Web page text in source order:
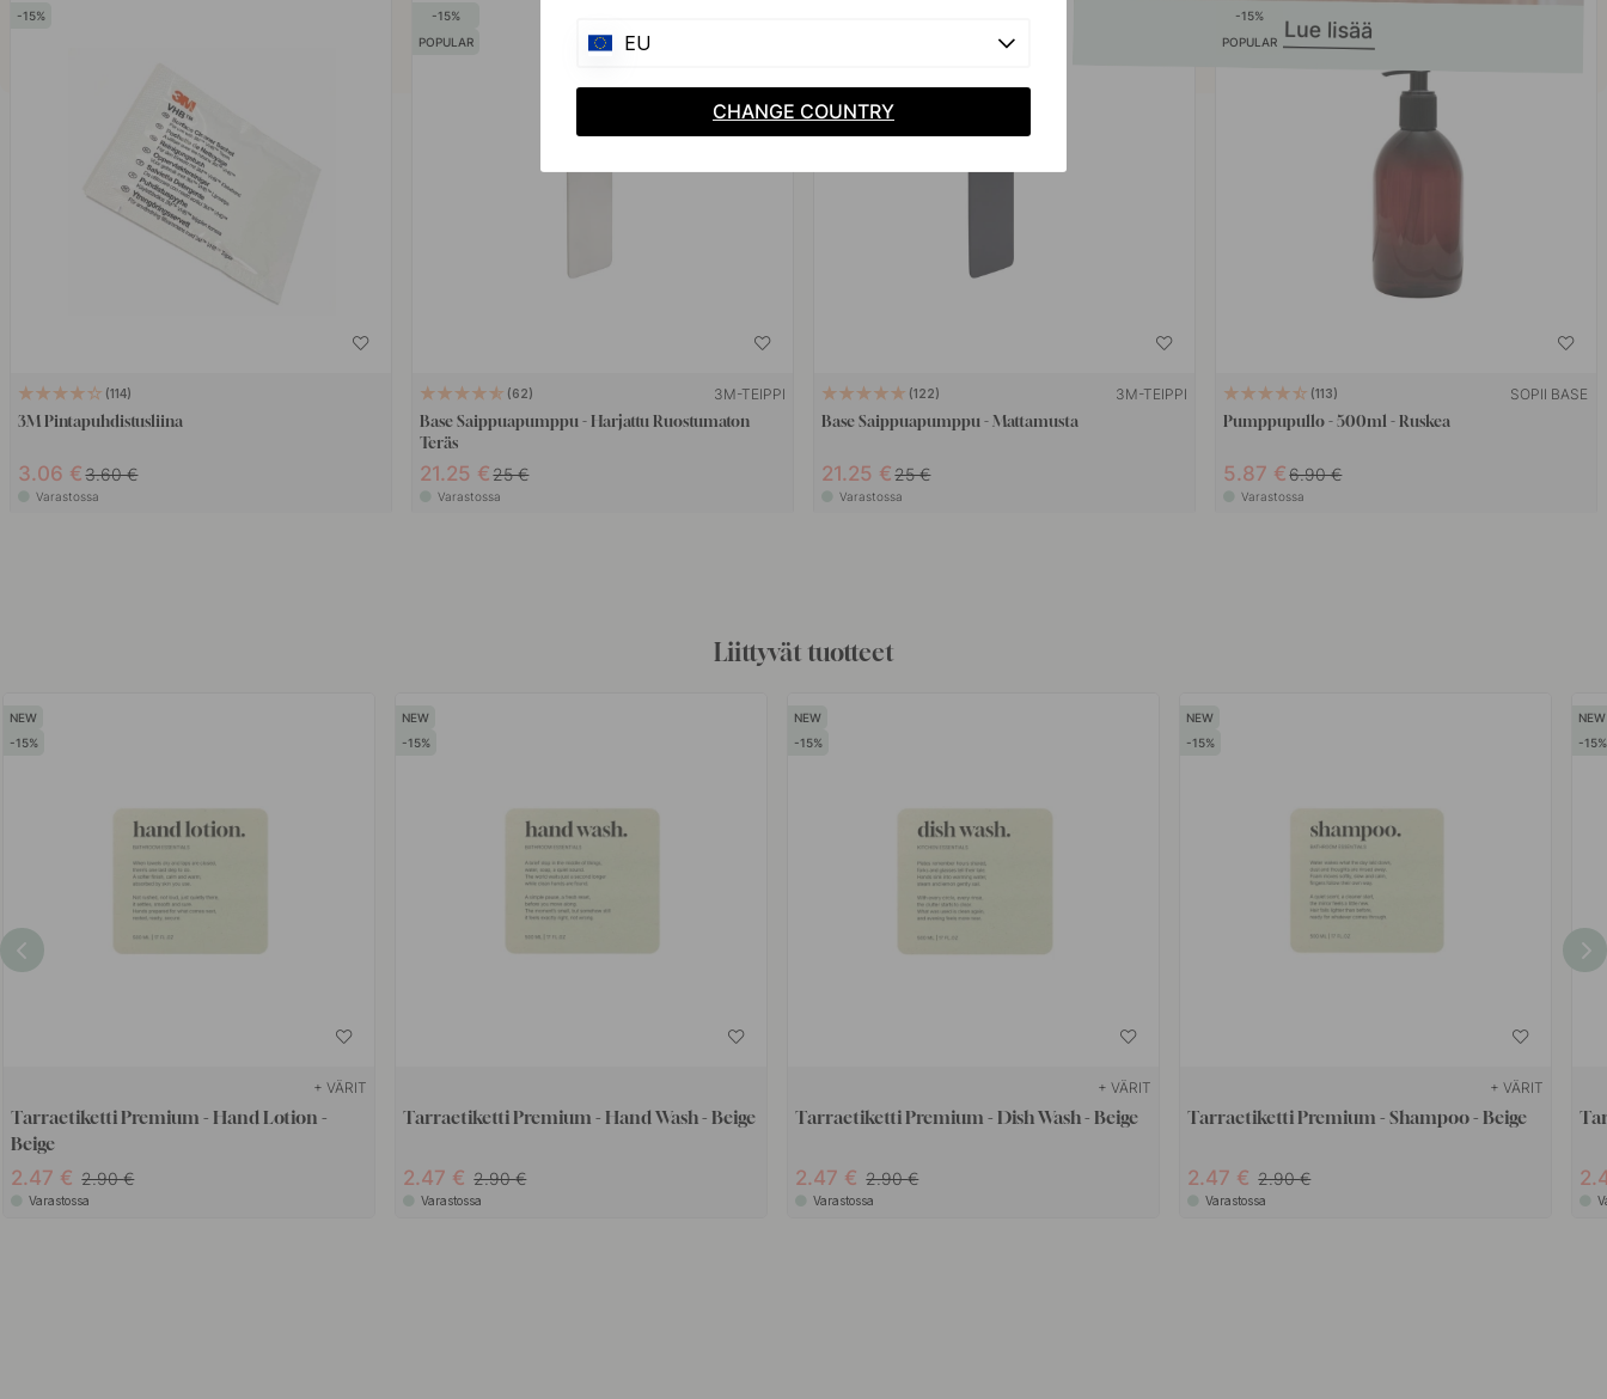
15
114
3M Pintapuhdistusliina
3.06 € 3.60 €
Varastossa
15
POPULAR
62 3M-TEIPPI
Base Saippuapumppu - Harjattu Ruostumaton
Teräs
21.25 € 25 €
Varastossa
122 3M-TEIPPI
Base Saippuapumppu - Mattamusta
21.25 € 25 €
Varastossa
15
POPULAR
113 SOPII BASE
Pumppupullo - 500ml - Ruskea
5.87 € 6.90 €
Varastossa
Liittyvät tuotteet
15
+ VÄRIT
Tarraetiketti Premium - Hand Lotion -
Beige
2.47 2.90
Varastossa
15
Tarraetiketti Premium - Hand Wash - Beige
2.47 2.90
Varastossa
15
+ VÄRIT
Tarraetiketti Premium - Dish Wash - Beige
2.47 2.90
Varastossa
15
+ VÄRIT
Tarraetiketti Premium - Shampoo - Beige
2.47 2.90
Varastossa
15
EU
CHANGE COUNTRY